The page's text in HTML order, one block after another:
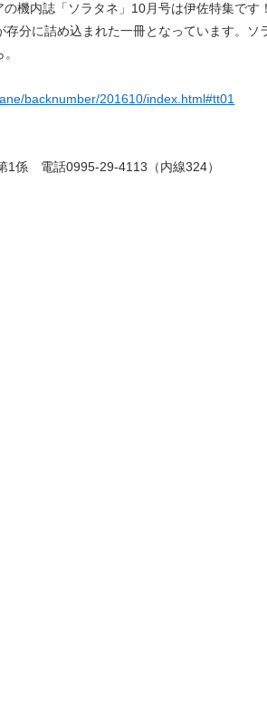
機内誌「ソラタネ」10月号は伊佐特集です！
分に詰め込まれた一冊となっています。ソ
backnumber/201610/index.html#tt01
1係 電話0995-29-4113（内線324）